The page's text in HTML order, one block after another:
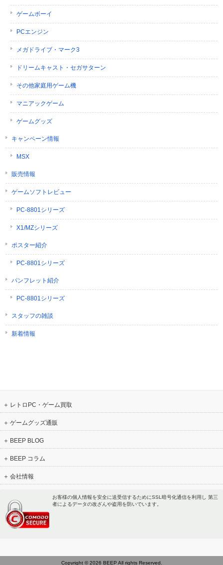
ゲームボーイ
PCエンジン
メガドライブ・マーク3
ドリームキャスト・セガサターン
その他家庭用ゲーム機
マニアックゲーム
ゲームグッズ
キャンペーン情報
MSX
販売情報
ゲームソフトレビュー
PC-8801シリーズ
X1/MZシリーズ
ポスター紹介
PC-8801シリーズ
パンフレット紹介
PC-8801シリーズ
スタッフの雑談
新着情報
レトロPC・ゲーム買取
ゲームグッズ通販
BEEP BLOG
BEEP コラム
会社情報
お客様の個人情報を安全に送受信するためにSSL暗号化通信を利用し 第三
者によるデータの改ざんや盗用を防いでいます。
Copyright © 2026 BEEP All rights Reserved.